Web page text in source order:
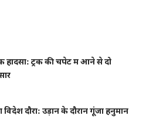
ट्रक की चपेट में आने से दो
दौरा: उड़ान के दौरान गूंजा हनुमान